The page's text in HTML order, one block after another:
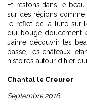
Et restons dans le
sur des régions comme
le reflet de la lune sur
qui bouge doucement
J’aime découvrir les
passé, les châteaux,
histoires autour d’hier
Chantal le Creurer
Septembre 2016